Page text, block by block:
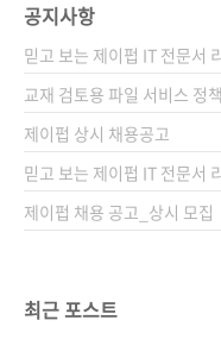
공지사항
믿고 보는 제이펍 IT 전문서
교재 검토용 파일 서비스 정
제이펍 상시 채용공고
믿고 보는 제이펍 IT 전문서
제이펍 채용 공고_상시 모집
최근 포스트